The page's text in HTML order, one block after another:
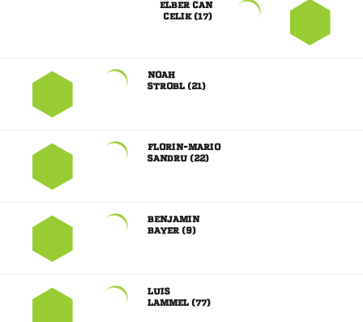
 
 

 

 

 

 